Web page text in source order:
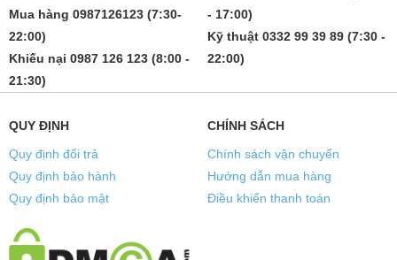
Mua hàng 0987126123 (7:30-
22:00)
Khiếu nại 0987 126 123 (8:00 -
21:30)
- 17:00)
Kỹ thuật 0332 99 39 89 (7:30 -
22:00)
QUY ĐỊNH
Quy định đổi trả
Quy định bảo hành
Quy định bảo mật
CHÍNH SÁCH
Chính sách vận chuyển
Hướng dẫn mua hàng
Điều khiển thanh toán